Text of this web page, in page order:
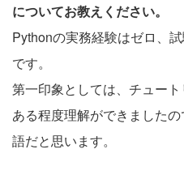
についてお教えください。
Pythonの実務経験はゼロ、
です。
第一印象としては、チュー
ある程度理解ができました
語だと思います。